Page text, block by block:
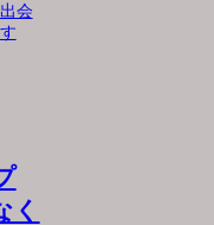
会
く